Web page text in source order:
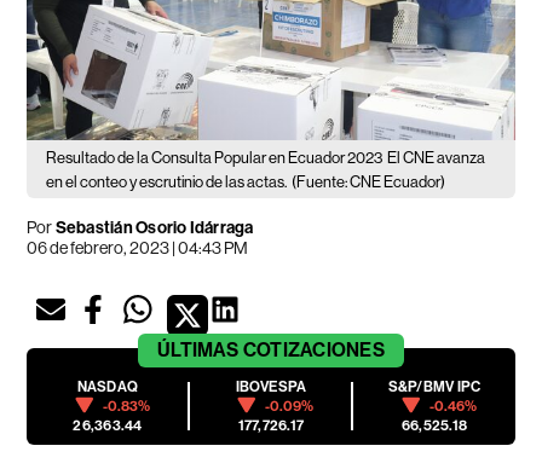
Resultado de la Consulta Popular en Ecuador 2023 El CNE avanza
en el conteo y escrutinio de las actas. (Fuente: CNE Ecuador)
PorSebastián Osorio Idárraga
06 de febrero, 2023 | 04:43 PM
ÚLTIMAS COTIZACIONES
NASDAQ
-0.83%
26,363.44
IBOVESPA
-0.09%
177,726.17
S&P/BMV IPC
-0.46%
66,525.18